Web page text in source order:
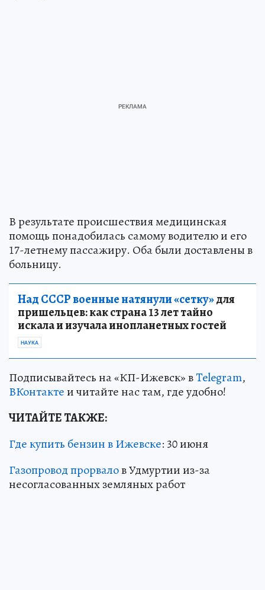
В результате происшествия медицинская
помощь понадобилась самому водителю и его
17-летнему пассажиру. Оба были доставлены в
больницу.
Над СССР военные натянули «сетку»для
пришельцев: как страна 13 лет тайно
искала и изучала инопланетных гостей
НАУКА
Подписывайтесь на «КП-Ижевск» вTelegram,
ВКонтактеи читайте нас там, где удобно!
ЧИТАЙТЕ ТАКЖЕ:
Где купить бензин в Ижевске: 30 июня
Газопровод прорвалов Удмуртии из-за
несогласованных земляных работ